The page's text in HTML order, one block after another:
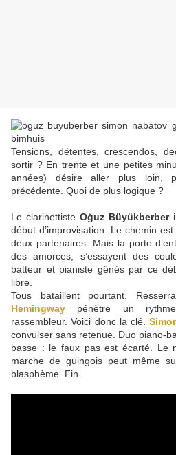
Tensions, détentes, crescendos,
sortir ? En trente et une petites
années) désire aller plus loin,
précédente. Quoi de plus logique ?
Le clarinettiste Oğuz Büyükberber
début d’improvisation. Le chemin
deux partenaires. Mais la porte
des amorces, s’essayent des
batteur et pianiste gênés par ce
libre.
Tous bataillent pourtant.
Hemingway pénètre un
rassembleur. Voici donc la clé.
convulser sans retenue. Duo piano-
basse : le faux pas est écarté. Le
marche de guingois peut même
blasphème. Fin.